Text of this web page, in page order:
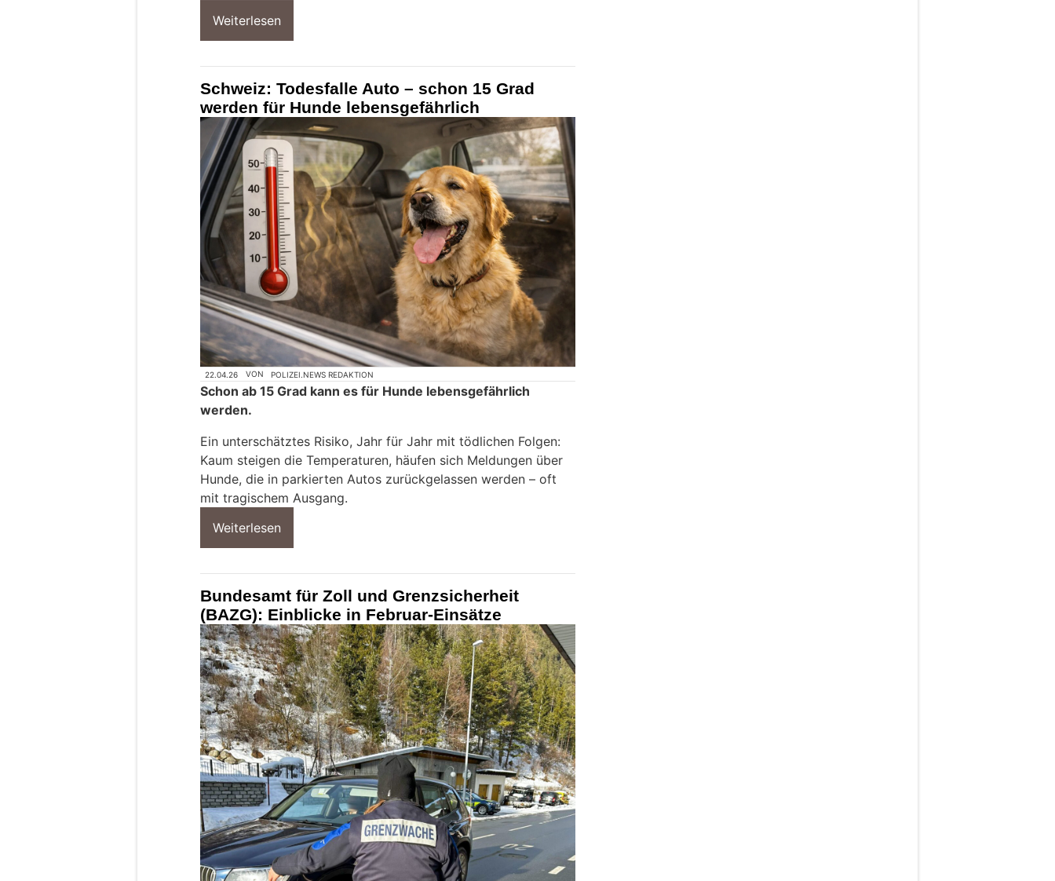
Weiterlesen
Schweiz: Todesfalle Auto – schon 15 Grad
werden für Hunde lebensgefährlich
22.04.26 VON POLIZEI.NEWS REDAKTION
Schon ab 15 Grad kann es für Hunde lebensgefährlich
werden.
Ein unterschätztes Risiko, Jahr für Jahr mit tödlichen Folgen:
Kaum steigen die Temperaturen, häufen sich Meldungen über
Hunde, die in parkierten Autos zurückgelassen werden – oft
mit tragischem Ausgang.
Weiterlesen
Bundesamt für Zoll und Grenzsicherheit
(BAZG): Einblicke in Februar-Einsätze